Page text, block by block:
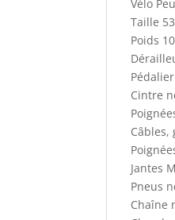
Vélo
Taille
Poids
Cintre
Jantes
Pneus
Chaîne